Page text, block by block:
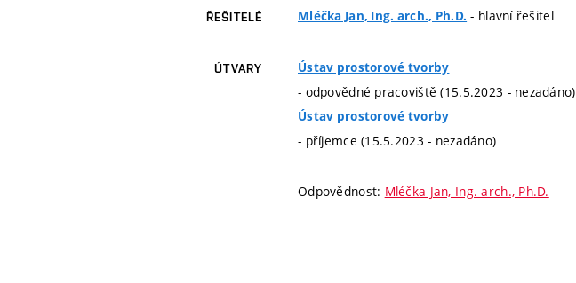
ŘEŠITELÉ Mléčka Jan, Ing. arch., Ph.D. - hlavní řešitel
ÚTVARY Ústav prostorové tvorby
- odpovědné pracoviště (15.5.2023 - nezadáno)
Ústav prostorové tvorby
- příjemce (15.5.2023 - nezadáno)
Odpovědnost: Mléčka Jan, Ing. arch., Ph.D.